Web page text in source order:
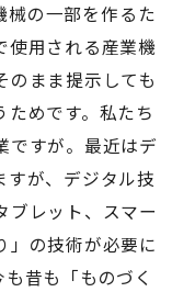
の一部を作るた
使用される産業機
のまま提示しても
めです。私たち
ですが。最近はデ
すが、デジタル技
ブレット、スマー
」の技術が必要に
昔も「ものづく